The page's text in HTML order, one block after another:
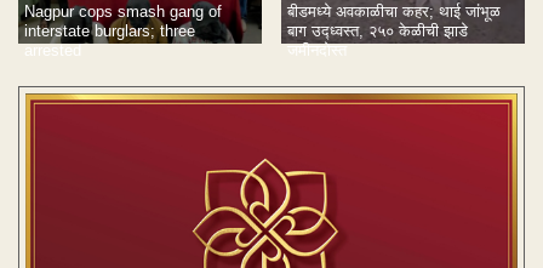
Nagpur cops smash gang of
interstate burglars; three
arrested
बीडमध्ये अवकाळीचा कहर; थाई जांभूळ
बाग उद्ध्वस्त, २५० केळीची झाडे
जमीनदोस्त